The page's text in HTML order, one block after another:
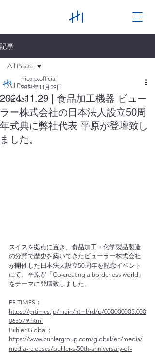
記事
All Posts
NEWS
All Posts
2024.11.29 | 食品加工機器 ビュー
ラー株式会社の日本法人設立50周
年式典に弊社代表 平原が登壇致し
ました。
hicorp.official
2024年11月29日
スイスを拠点に置き、食品加工・化学製品製造
の分野で歴史を築いてきたビューラー株式会社
が開催した日本法人設立50周年を記念イベント
にて、平原が「Co-creating a borderless world」
をテーマに登壇致しました。
PR TIMES：
https://prtimes.jp/main/html/rd/p/000000005.000
063579.html
Buhler Global：
https://www.buhlergroup.com/global/en/media/
media-releases/buhler-s-50th-anniversary-of-